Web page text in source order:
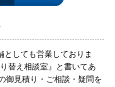
としても営業しておりま
替え相談室』と書いてあ
御見積り・ご相談・疑問を